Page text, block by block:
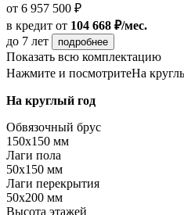
от 6 957 500 ₽
в кредит от 104 668 ₽/мес.
до 7 лет
подробнее
Показать всю комплектацию
Нажмите и посмотритеНа
На круглый год
Обвязочный брус
150х150 мм
Лаги пола
50х150 мм
Лаги перекрытия
50х200 мм
Высота этажей